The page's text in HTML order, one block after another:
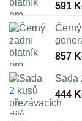
591
857
Sada
444